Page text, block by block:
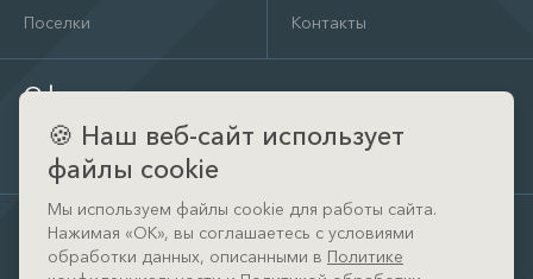
Поселки
Контакты
Офис
д. Тимошкино, ул. Архитектора Райта, д. 1 (КП Кристал
Истра)
🍪 Наш веб-сайт использует
файлы cookie
Мы используем файлы cookie для работы сайта.
Нажимая «ОК», вы соглашаетесь с условиями
обработки данных, описанными в Политике